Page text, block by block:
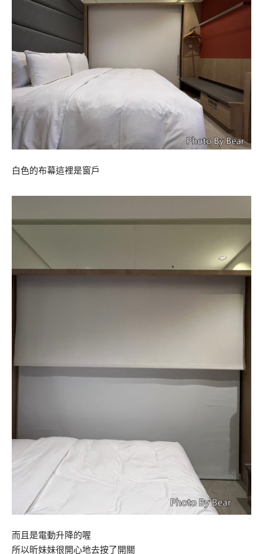
白色的布幕這裡是窗戶
而且是電動升降的喔
所以昕妹妹很開心地去按了開關